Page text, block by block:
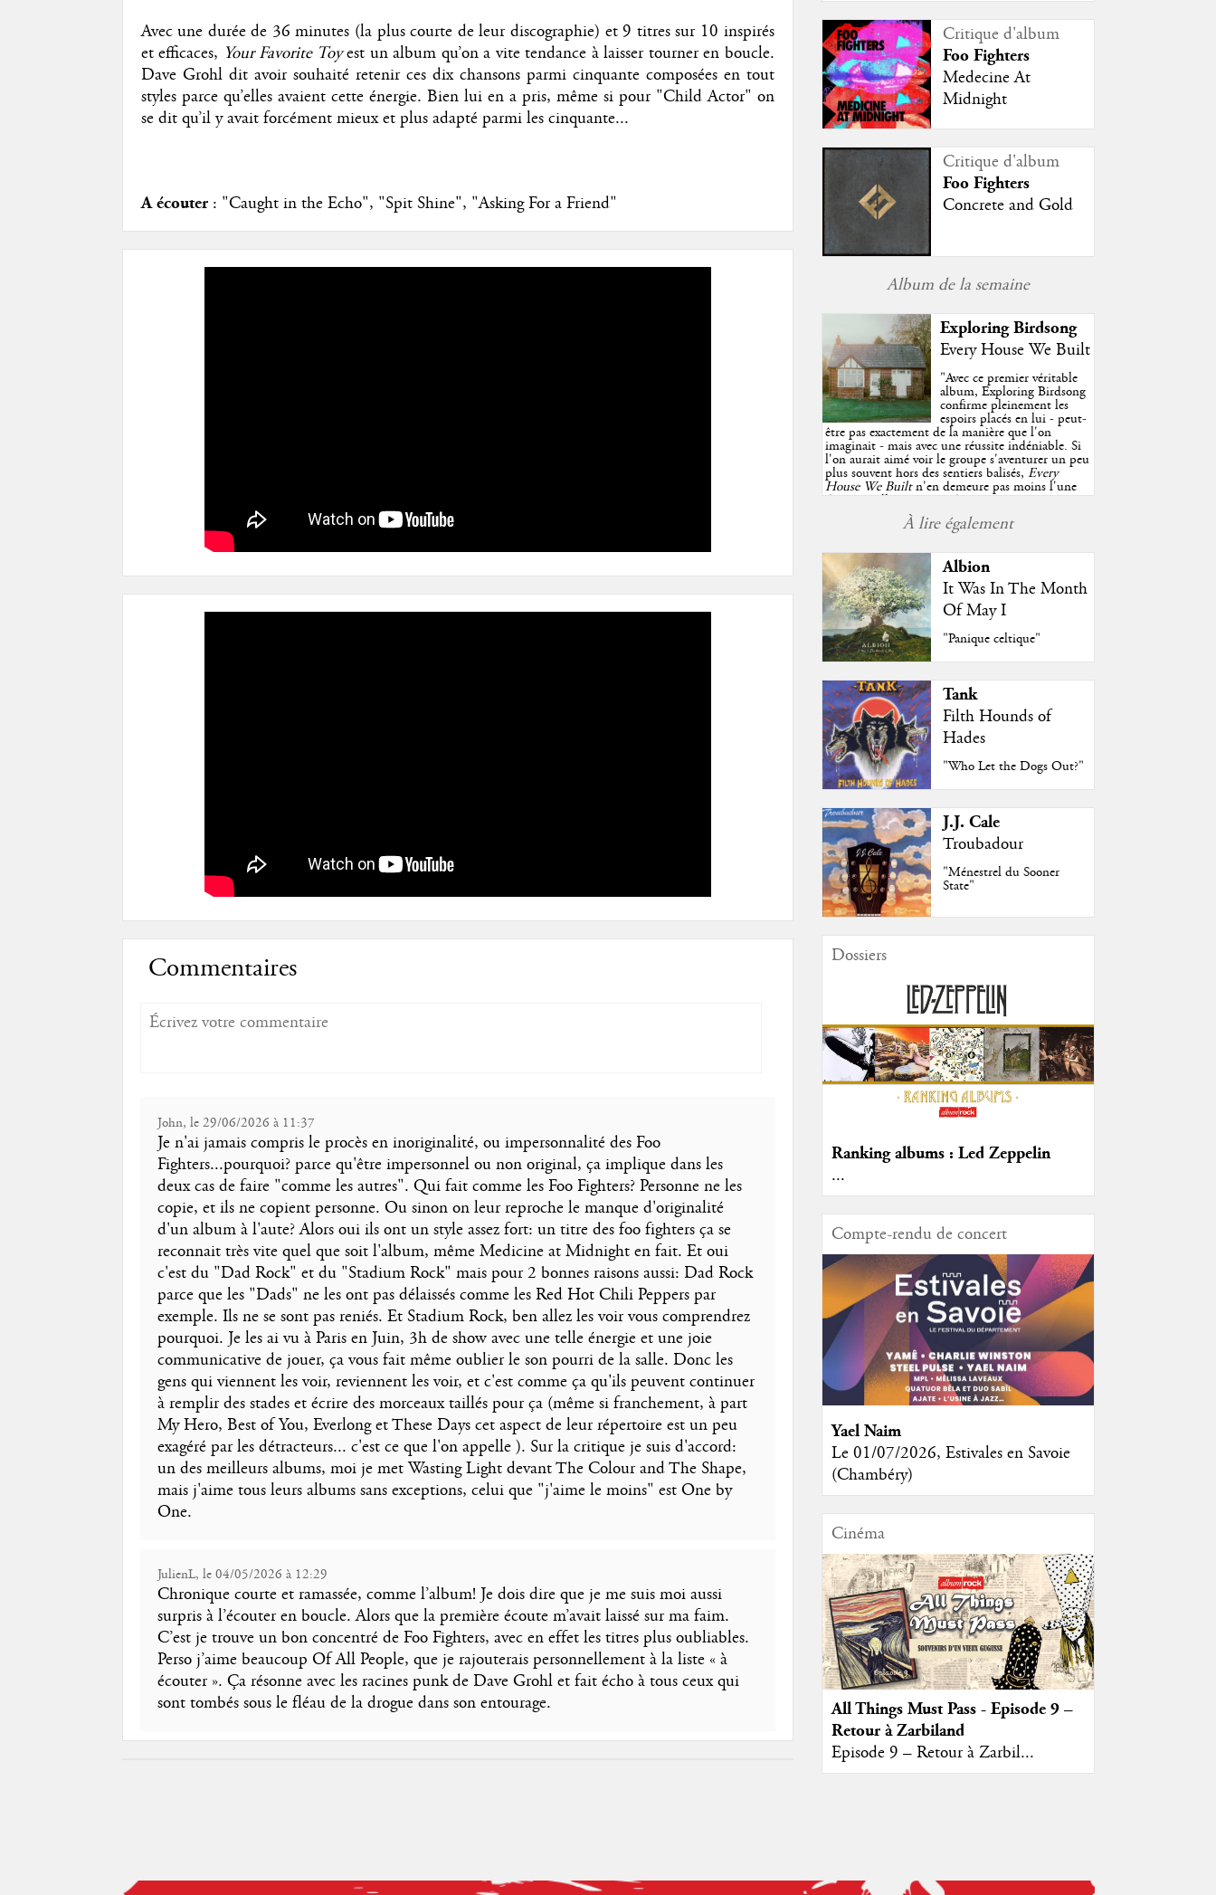
Avec une durée de 36 minutes (la plus courte de leur discographie) et 9 titres sur 10 inspirés
et efficaces, Your Favorite Toyest un album qu’on a vite tendance à laisser tourner en boucle.
Dave Grohl dit avoir souhaité retenir ces dix chansons parmi cinquante composées en tout
styles parce qu’elles avaient cette énergie. Bien lui en a pris, même si pour "Child Actor" on
se dit qu’il y avait forcément mieux et plus adapté parmi les cinquante...
A écouter: "Caught in the Echo", "Spit Shine", "Asking For a Friend"
Commentaires
John, le 29/06/2026 à 11:37
Je n'ai jamais compris le procès en inoriginalité, ou impersonnalité des Foo
Fighters...pourquoi? parce qu'être impersonnel ou non original, ça implique dans les
deux cas de faire "comme les autres". Qui fait comme les Foo Fighters? Personne ne les
copie, et ils ne copient personne. Ou sinon on leur reproche le manque d'originalité
d'un album à l'aute? Alors oui ils ont un style assez fort: un titre des foo fighters ça se
reconnait très vite quel que soit l'album, même Medicine at Midnight en fait. Et oui
c'est du "Dad Rock" et du "Stadium Rock" mais pour 2 bonnes raisons aussi: Dad Rock
parce que les "Dads" ne les ont pas délaissés comme les Red Hot Chili Peppers par
exemple. Ils ne se sont pas reniés. Et Stadium Rock, ben allez les voir vous comprendrez
pourquoi. Je les ai vu à Paris en Juin, 3h de show avec une telle énergie et une joie
communicative de jouer, ça vous fait même oublier le son pourri de la salle. Donc les
gens qui viennent les voir, reviennent les voir, et c'est comme ça qu'ils peuvent continuer
à remplir des stades et écrire des morceaux taillés pour ça (même si franchement, à part
My Hero, Best of You, Everlong et These Days cet aspect de leur répertoire est un peu
exagéré par les détracteurs... c'est ce que l'on appelle ). Sur la critique je suis d'accord:
un des meilleurs albums, moi je met Wasting Light devant The Colour and The Shape,
mais j'aime tous leurs albums sans exceptions, celui que "j'aime le moins" est One by
One.
JulienL, le 04/05/2026 à 12:29
Chronique courte et ramassée, comme l’album! Je dois dire que je me suis moi aussi
surpris à l’écouter en boucle. Alors que la première écoute m’avait laissé sur ma faim.
C’est je trouve un bon concentré de Foo Fighters, avec en effet les titres plus oubliables.
Perso j’aime beaucoup Of All People, que je rajouterais personnellement à la liste « à
écouter ». Ça résonne avec les racines punk de Dave Grohl et fait écho à tous ceux qui
sont tombés sous le fléau de la drogue dans son entourage.
Critique d'album
Foo Fighters
Medecine At
Midnight
Critique d'album
Foo Fighters
Concrete and Gold
Album de la semaine
Exploring Birdsong
Every House We Built
"Avec ce premier véritable
album, Exploring Birdsong
confirme pleinement les
espoirs placés en lui - peut-
être pas exactement de la manière que l'on
imaginait - mais avec une réussite indéniable. Si
l'on aurait aimé voir le groupe s'aventurer un peu
plus souvent hors des sentiers balisés,Every
House We Builtn'en demeure pas moins l'une
des très belles surprises de cette année, porté par
plusieurs morceaux qui trouveront sans difficulté
une place de choix dans vos playlists estivales.
À lire également
Albion
It Was In The Month
Of May I
"Panique celtique"
Tank
Filth Hounds of
Hades
"Who Let the Dogs Out?"
J.J. Cale
Troubadour
"Ménestrel du Sooner
State"
Dossiers
Ranking albums : Led Zeppelin
...
Compte-rendu de concert
Yael Naim
Le 01/07/2026, Estivales en Savoie
(Chambéry)
Cinéma
All Things Must Pass - Episode 9 –
Retour à Zarbiland
Episode 9 – Retour à Zarbil...